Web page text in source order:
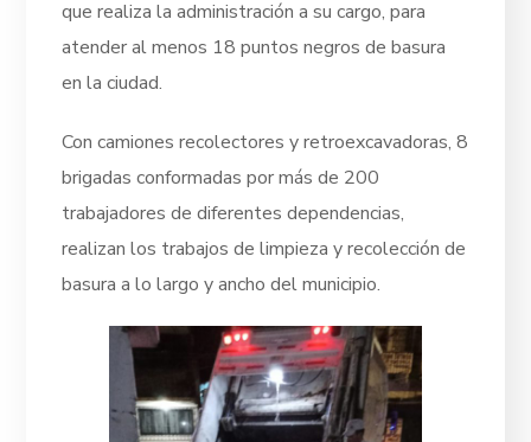
que realiza la administración a su cargo, para
atender al menos 18 puntos negros de basura
en la ciudad.
Con camiones recolectores y retroexcavadoras, 8
brigadas conformadas por más de 200
trabajadores de diferentes dependencias,
realizan los trabajos de limpieza y recolección de
basura a lo largo y ancho del municipio.